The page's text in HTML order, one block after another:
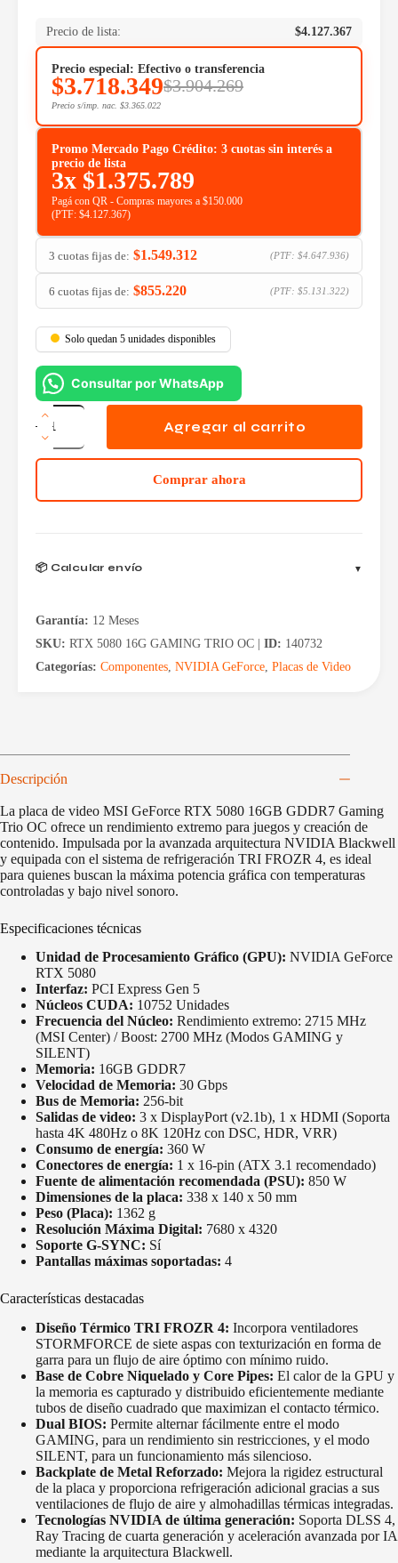
Precio de lista: $4.127.367
Precio especial: Efectivo o transferencia
$3.718.349$3.904.269
Precio s/imp. nac. $3.365.022
Promo Mercado Pago Crédito: 3 cuotas sin interés a
precio de lista
3x $1.375.789
Pagá con QR - Compras mayores a $150.000
(PTF: $4.127.367)
3 cuotas fijas de: $1.549.312 (PTF: $4.647.936)
6 cuotas fijas de: $855.220 (PTF: $5.131.322)
Solo quedan 5 unidades disponibles
Consultar por WhatsApp
Placa
de
Video
MSI
5080
Trio
OC
Agregar al carrito
Comprar ahora
📦 Calcular envío
Garantía: 12 Meses
SKU: RTX 5080 16G GAMING TRIO OC | ID: 140732
Categorías: Componentes NVIDIA GeForce Placas de Video
Descripción
La placa de video MSI GeForce RTX 5080 16GB GDDR7 Gaming
Trio OC ofrece un rendimiento extremo para juegos y creación de
contenido. Impulsada por la avanzada arquitectura NVIDIA Blackwell
y equipada con el sistema de refrigeración TRI FROZR 4, es ideal
para quienes buscan la máxima potencia gráfica con temperaturas
controladas y bajo nivel sonoro.
Especificaciones técnicas
Unidad de Procesamiento Gráfico (GPU): NVIDIA GeForce
RTX 5080
Interfaz: PCI Express Gen 5
Núcleos CUDA: 10752 Unidades
Frecuencia del Núcleo: Rendimiento extremo: 2715 MHz
(MSI Center) / Boost: 2700 MHz (Modos GAMING y
SILENT)
Memoria: 16GB GDDR7
Velocidad de Memoria: 30 Gbps
Bus de Memoria: 256-bit
Salidas de video: 3 x DisplayPort (v2.1b), 1 x HDMI (Soporta
hasta 4K 480Hz o 8K 120Hz con DSC, HDR, VRR)
Consumo de energía: 360 W
Conectores de energía: 1 x 16-pin (ATX 3.1 recomendado)
Fuente de alimentación recomendada (PSU): 850 W
Dimensiones de la placa: 338 x 140 x 50 mm
Peso (Placa): 1362 g
Resolución Máxima Digital: 7680 x 4320
Soporte G-SYNC: Sí
Pantallas máximas soportadas: 4
Características destacadas
Diseño Térmico TRI FROZR 4: Incorpora ventiladores
STORMFORCE de siete aspas con texturización en forma de
garra para un flujo de aire óptimo con mínimo ruido.
Base de Cobre Niquelado y Core Pipes: El calor de la GPU y
la memoria es capturado y distribuido eficientemente mediante
tubos de diseño cuadrado que maximizan el contacto térmico.
Dual BIOS: Permite alternar fácilmente entre el modo
GAMING, para un rendimiento sin restricciones, y el modo
SILENT, para un funcionamiento más silencioso.
Backplate de Metal Reforzado: Mejora la rigidez estructural
de la placa y proporciona refrigeración adicional gracias a sus
ventilaciones de flujo de aire y almohadillas térmicas integradas.
Tecnologías NVIDIA de última generación: Soporta DLSS 4,
Ray Tracing de cuarta generación y aceleración avanzada por IA
mediante la arquitectura Blackwell.